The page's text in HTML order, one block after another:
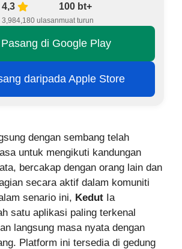
4,3
3,984,180 ulasan
100 bt+
muat turun
Pasang di Google Play
daripada Apple Store
dengan sembang telah
untuk mengikuti kandungan
bercakap dengan orang lain dan
secara aktif dalam komuniti
senario ini, Kedut Ia
satu aplikasi paling terkenal
langsung masa nyata dengan
Platform ini tersedia di gedung